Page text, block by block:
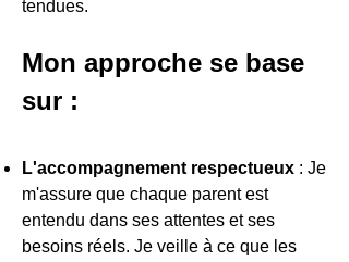
tendues.
Mon approche se base
sur :
L'accompagnement respectueux : Je
m'assure que chaque parent est
entendu dans ses attentes et ses
besoins réels. Je veille à ce que les